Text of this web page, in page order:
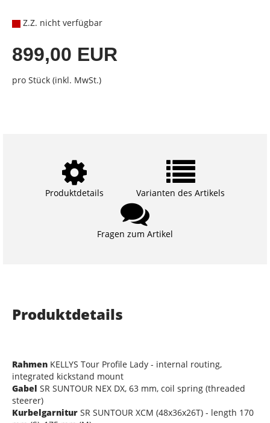
Z.Z. nicht verfügbar
899,00 EUR
pro Stück (inkl. MwSt.)
Produktdetails Varianten des Artikels
Fragen zum Artikel
Produktdetails
Rahmen KELLYS Tour Profile Lady - internal routing,
integrated kickstand mount
Gabel SR SUNTOUR NEX DX, 63 mm, coil spring (threaded
steerer)
Kurbelgarnitur SR SUNTOUR XCM (48x36x26T) - length 170